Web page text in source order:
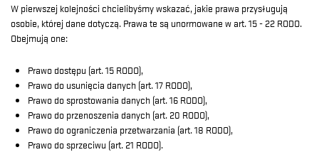
W pierwszej kolejności chcielibyśmy wskazać, jakie prawa przysługują
osobie, której dane dotyczą. Prawa te są unormowane w art. 15 - 22 RODO.
Obejmują one:
Prawo dostępu (art. 15 RODO),
Prawo do usunięcia danych (art. 17 RODO),
Prawo do sprostowania danych (art. 16 RODO),
Prawo do przenoszenia danych (art. 20 RODO),
Prawo do ograniczenia przetwarzania (art. 18 RODO),
Prawo do sprzeciwu (art. 21 RODO).